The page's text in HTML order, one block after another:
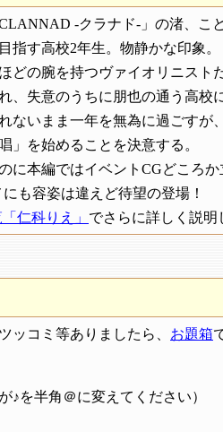
‐クラナド‐」の渚、こ
指す高校2年生。物静かな印象。
どの腕を持つヴァイオリニス
、失意のうちに朋也の通う高校
ないまま一年を無為に過ごすが
」を始めることを決意する。
本編ではイベントCGどころか
も容姿は違えど待望の登場！
仁科りえ」 でさらに詳しく説明
ッコミ等ありましたら、 お題箱
♪を半角＠に変えてください）